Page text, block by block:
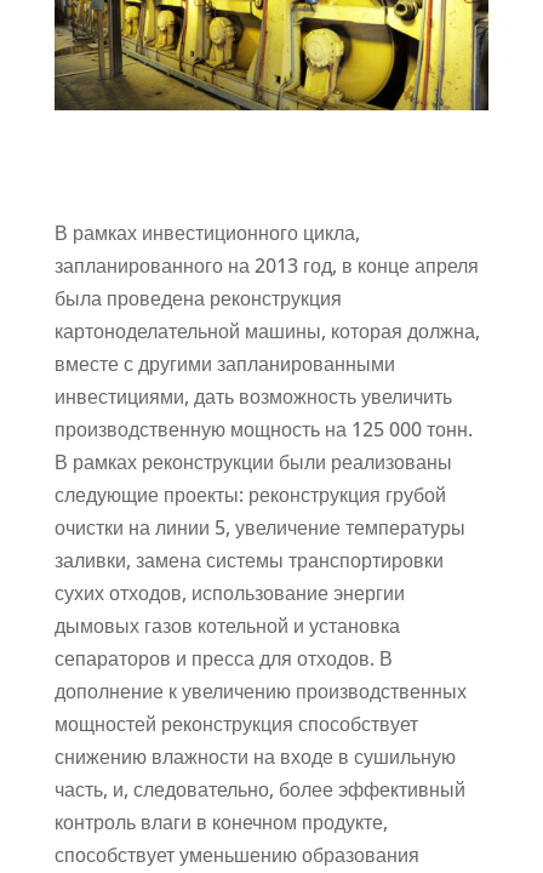
В рамках инвестиционного цикла,
запланированного на 2013 год, в конце апреля
была проведена реконструкция
картоноделательной машины, которая должна,
вместе с другими запланированными
инвестициями, дать возможность увеличить
производственную мощность на 125 000 тонн.
В рамках реконструкции были реализованы
следующие проекты: реконструкция грубой
очистки на линии 5, увеличение температуры
заливки, замена системы транспортировки
сухих отходов, использование энергии
дымовых газов котельной и установка
сепараторов и пресса для отходов. В
дополнение к увеличению производственных
мощностей реконструкция способствует
снижению влажности на входе в сушильную
часть, и, следовательно, более эффективный
контроль влаги в конечном продукте,
способствует уменьшению образования